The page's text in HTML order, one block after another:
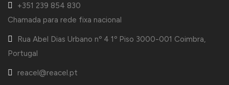
+351 239 854 830
Chamada para rede fixa nacional
Rua Abel Dias Urbano nº 4 1º Piso 3000-001 Coimbra,
Portugal
reacel@reacel.pt